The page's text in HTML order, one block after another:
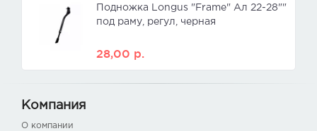
Подножка Longus "Frame" Ал 22-28""
под раму, регул, черная
28,00 р.
Компания
О компании